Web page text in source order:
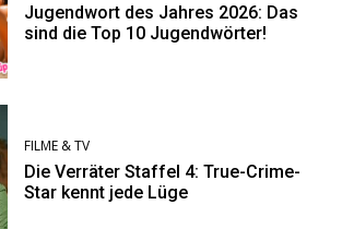
Jugendwort des Jahres 2026: Das
sind die Top 10 Jugendwörter!
FILME & TV
Die Verräter Staffel 4: True-Crime-
Star kennt jede Lüge